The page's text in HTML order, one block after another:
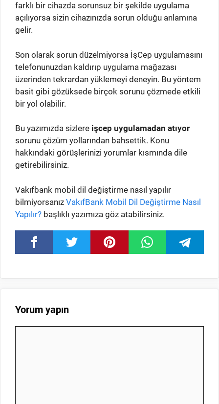
farklı bir cihazda sorunsuz bir şekilde uygulama
açılıyorsa sizin cihazınızda sorun olduğu anlamına
gelir.
Son olarak sorun düzelmiyorsa İşCep uygulamasını
telefonunuzdan kaldırıp uygulama mağazası
üzerinden tekrardan yüklemeyi deneyin. Bu yöntem
basit gibi gözüksede birçok sorunu çözmede etkili
bir yol olabilir.
Bu yazımızda sizlere işcep uygulamadan atıyor
sorunu çözüm yollarından bahsettik. Konu
hakkındaki görüşlerinizi yorumlar kısmında dile
getirebilirsiniz.
Vakıfbank mobil dil değiştirme nasıl yapılır
bilmiyorsanız VakıfBank Mobil Dil Değiştirme Nasıl
Yapılır? başlıklı yazımıza göz atabilirsiniz.
Yorum yapın